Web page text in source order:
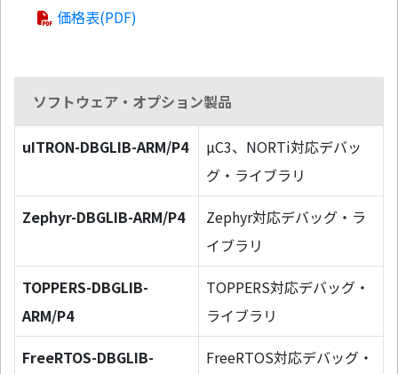
価格表(PDF)
ソフトウェア・オプション製品
uITRON-DBGLIB-ARM/P4
µC3、NORTi対応デバッ
グ・ライブラリ
Zephyr-DBGLIB-ARM/P4
Zephyr対応デバッグ・ラ
イブラリ
TOPPERS-DBGLIB-
ARM/P4
TOPPERS対応デバッグ・
ライブラリ
FreeRTOS-DBGLIB-
FreeRTOS対応デバッグ・